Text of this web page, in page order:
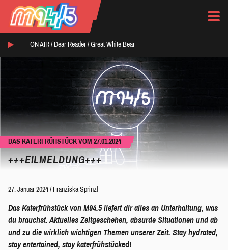
ON AIR / Dear Reader / Great White Bear
DAS KATERFRÜHSTÜCK VOM 27.01.2024
+++EILMELDUNG+++
27. Januar 2024/ Franziska Sprinzl
Das Katerfrühstück von M94.5 liefert dir alles an Unterhaltung, was
du brauchst. Aktuelles Zeitgeschehen, absurde Situationen und ab
und zu die wirklich wichtigen Themen unserer Zeit. Stay hydrated,
stay entertained, stay katerfrühstücked!